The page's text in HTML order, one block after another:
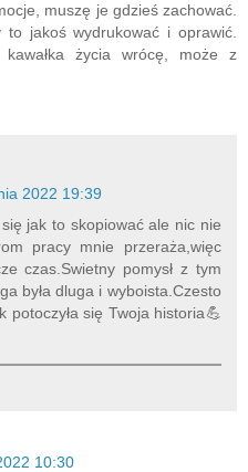
muszę je gdzieś zachować.
jakoś wydrukować i oprawić.
życia wrócę, może z
2022 19:39
się jak to skopiować ale nic nie
pracy mnie przeraża,więc
czas.Swietny pomysł z tym
była dluga i wyboista.Czesto
potoczyła się Twoja historia💪
10:30